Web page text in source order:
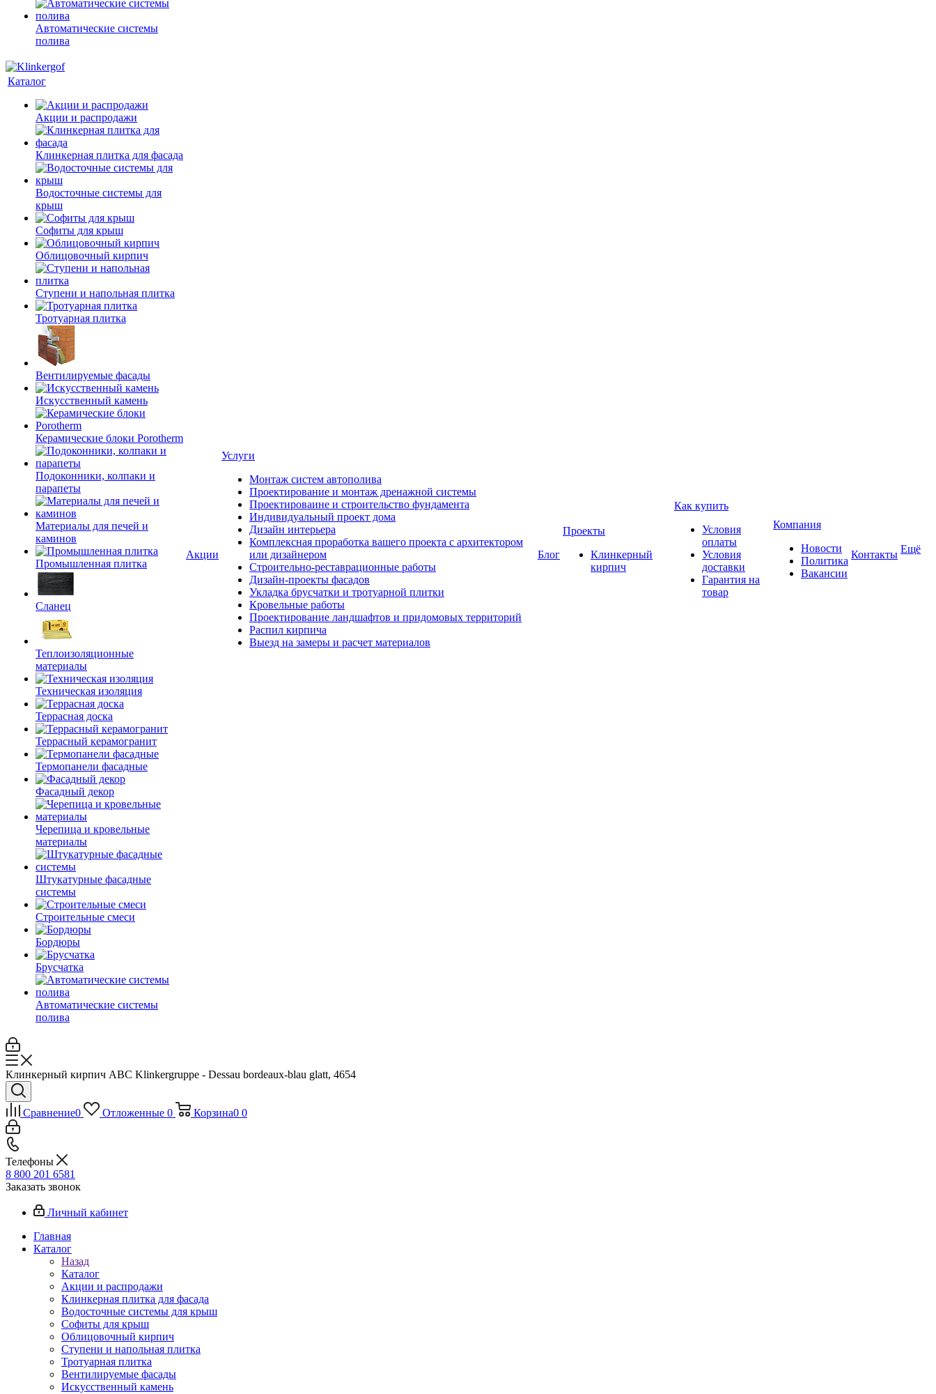
Автоматические системы
полива
Каталог
Акции и распродажи
Клинкерная плитка для фасада
Водосточные системы для
крыш
Софиты для крыш
Облицовочный кирпич
Ступени и напольная плитка
Тротуарная плитка
Вентилируемые фасады
Искусственный камень
Керамические блоки Porotherm
Подоконники, колпаки и
парапеты
Материалы для печей и
каминов
Промышленная плитка
Сланец
Теплоизоляционные
материалы
Техническая изоляция
Террасная доска
Террасный керамогранит
Термопанели фасадные
Фасадный декор
Черепица и кровельные
материалы
Штукатурные фасадные
системы
Строительные смеси
Бордюры
Брусчатка
Автоматические системы
полива
Акции
Услуги
Монтаж систем автополива
Проектирование и монтаж дренажной системы
Проектироваине и строительство фундамента
Индивидуальный проект дома
Дизайн интерьера
Комплексная проработка вашего проекта с архитектором
или дизайнером
Строительно-реставрационные работы
Дизайн-проекты фасадов
Укладка брусчатки и тротуарной плитки
Кровельные работы
Проектирование ландшафтов и придомовых территорий
Распил кирпича
Выезд на замеры и расчет материалов
Блог
Проекты
Клинкерный
кирпич
Как купить
Условия
оплаты
Условия
доставки
Гарантия на
товар
Компания
Новости
Политика
Вакансии
Контакты Ещё
Клинкерный кирпич ABC Klinkergruppe - Dessau bordeaux-blau glatt, 4654
Сравнение0 Отложенные 0 Корзина0 0
Телефоны
8 800 201 6581
Заказать звонок
Личный кабинет
Главная
Каталог
Назад
Каталог
Акции и распродажи
Клинкерная плитка для фасада
Водосточные системы для крыш
Софиты для крыш
Облицовочный кирпич
Ступени и напольная плитка
Тротуарная плитка
Вентилируемые фасады
Искусственный камень